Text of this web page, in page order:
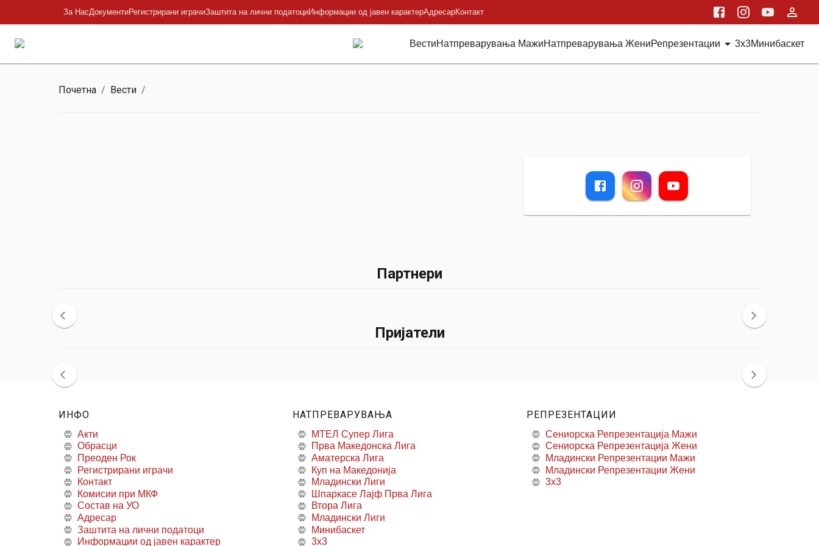
За НасДокументиРегистрирани играчиЗаштита на лични податоциИнформации од јавен карактерАдресарКонтакт
ВестиНатпреварувања МажиНатпреварувања ЖениРепрезентации 3x3Минибаскет
Почетна / Вести /
Партнери
Пријатели
ИНФО
Акти
Обрасци
Преоден Рок
Регистрирани играчи
Контакт
Комисии при МКФ
Состав на УО
Адресар
Заштита на лични податоци
Информации од јавен карактер
НАТПРЕВАРУВАЊА
МТЕЛ Супер Лига
Прва Македонска Лига
Аматерска Лига
Куп на Македонија
Младински Лиги
Шпаркасе Лајф Прва Лига
Втора Лига
Младински Лиги
Минибаскет
3x3
РЕПРЕЗЕНТАЦИИ
Сениорска Репрезентација Мажи
Сениорска Репрезентација Жени
Младински Репрезентации Мажи
Младински Репрезентации Жени
3x3